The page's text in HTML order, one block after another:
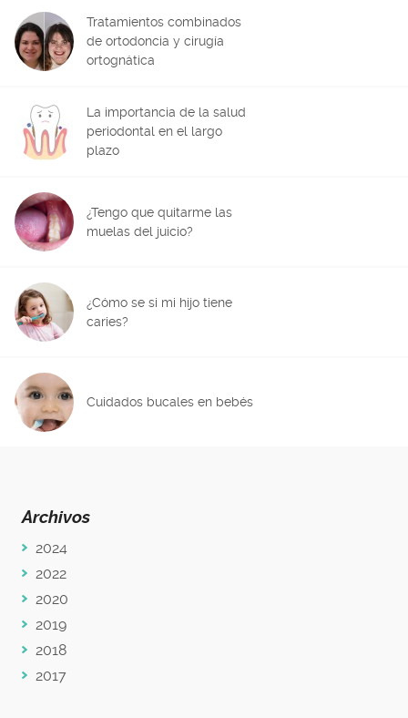
Tratamientos combinados
de ortodoncia y cirugía
ortognática
La importancia de la salud
periodontal en el largo
plazo
¿Tengo que quitarme las
muelas del juicio?
¿Cómo se si mi hijo tiene
caries?
Cuidados bucales en bebés
Archivos
2024
2022
2020
2019
2018
2017